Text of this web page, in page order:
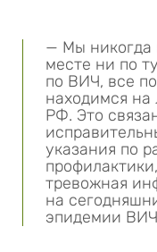
— Мы никогда
месте ни по
по ВИЧ, все
находимся
РФ. Это
указания по
тревожная
на
эпидемии